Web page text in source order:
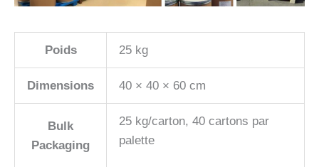
Poids 25 kg
Dimensions 40 × 40 × 60 cm
Bulk
Packaging
25 kg/carton, 40 cartons par
palette